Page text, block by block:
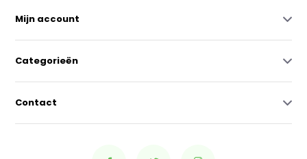
Mijn account
Categorieën
Contact